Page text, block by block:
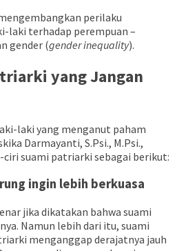
perilaku
laki terhadap perempuan –
gender (gender inequality).
yang Jangan
laki yang menganut paham
Darmayanti, S.Psi., M.Psi.,
suami patriarki sebagai berikut:
ingin lebih berkuasa
jika dikatakan bahwa suami
Namun lebih dari itu, suami
menganggap derajatnya jauh